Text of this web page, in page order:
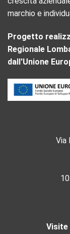
marchio e
Progetto
Regionale
dall'Unione
Via
Visite